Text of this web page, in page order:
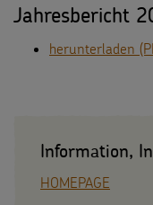
Jahresbericht
herunterladen
Information,
HOMEPAGE